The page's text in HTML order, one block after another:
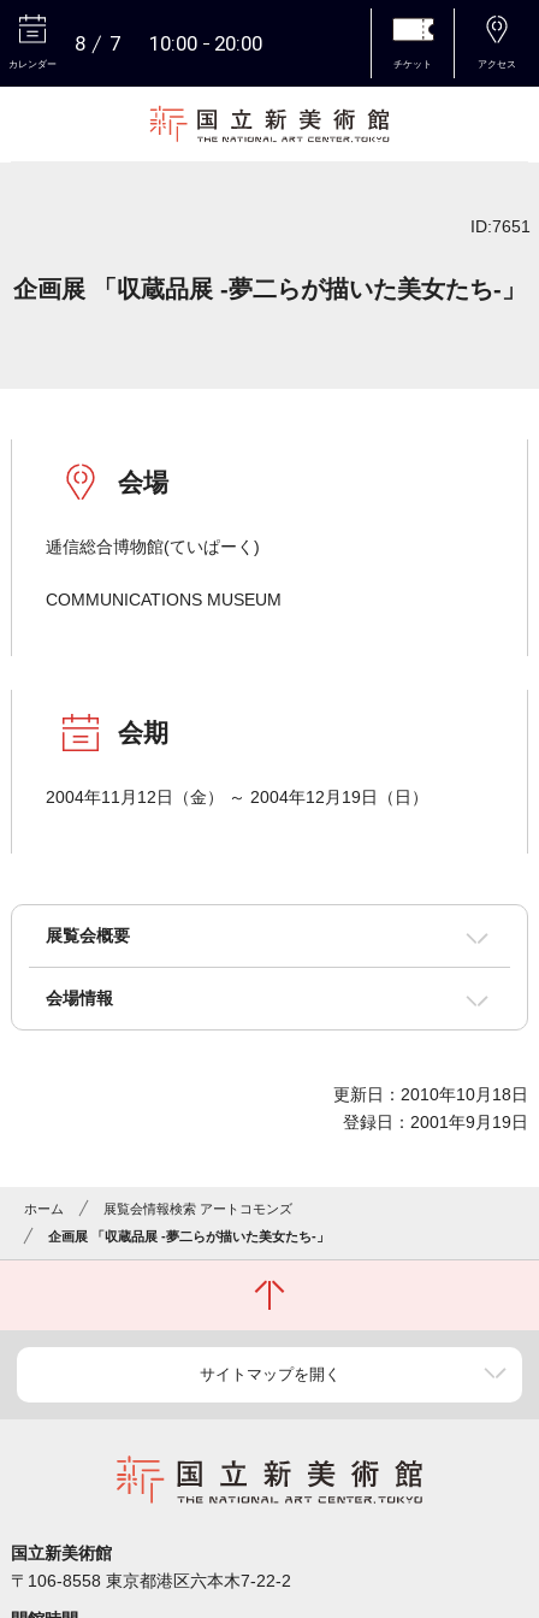
カレンダー
8 7 10:00 20:00
チケット アクセス
ID:7651
企画展 「収蔵品展 -夢二らが描いた美女たち-」
会場
逓信総合博物館(ていぱーく)
COMMUNICATIONS MUSEUM
会期
2004年11月12日（金） ～ 2004年12月19日（日）
展覧会概要
会場情報
更新日：2010年10月18日
登録日：2001年9月19日
ホーム
展覧会情報検索 アートコモンズ
企画展 「収蔵品展 -夢二らが描いた美女たち-」
サイトマップを開く
国立新美術館
〒106-8558 東京都港区六本木7-22-2